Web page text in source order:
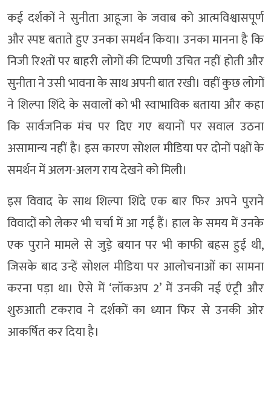
कई दर्शकों ने सुनीता आहूजा के जवाब को आत्मविश्वासपूर्ण
और स्पष्ट बताते हुए उनका समर्थन किया। उनका मानना है कि
निजी रिश्तों पर बाहरी लोगों की टिप्पणी उचित नहीं होती और
सुनीता ने उसी भावना के साथ अपनी बात रखी। वहीं कुछ लोगों
ने शिल्पा शिंदे के सवालों को भी स्वाभाविक बताया और कहा
कि सार्वजनिक मंच पर दिए गए बयानों पर सवाल उठना
असामान्य नहीं है। इस कारण सोशल मीडिया पर दोनों पक्षों के
समर्थन में अलग-अलग राय देखने को मिली।
इस विवाद के साथ शिल्पा शिंदे एक बार फिर अपने पुराने
विवादों को लेकर भी चर्चा में आ गई हैं। हाल के समय में उनके
एक पुराने मामले से जुड़े बयान पर भी काफी बहस हुई थी,
जिसके बाद उन्हें सोशल मीडिया पर आलोचनाओं का सामना
करना पड़ा था। ऐसे में ‘लॉकअप 2’ में उनकी नई एंट्री और
शुरुआती टकराव ने दर्शकों का ध्यान फिर से उनकी ओर
आकर्षित कर दिया है।